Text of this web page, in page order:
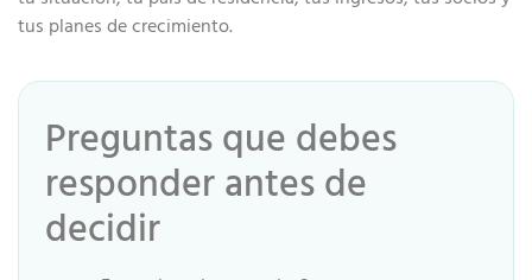
tus planes de crecimiento.
Preguntas que debes
responder antes de
decidir